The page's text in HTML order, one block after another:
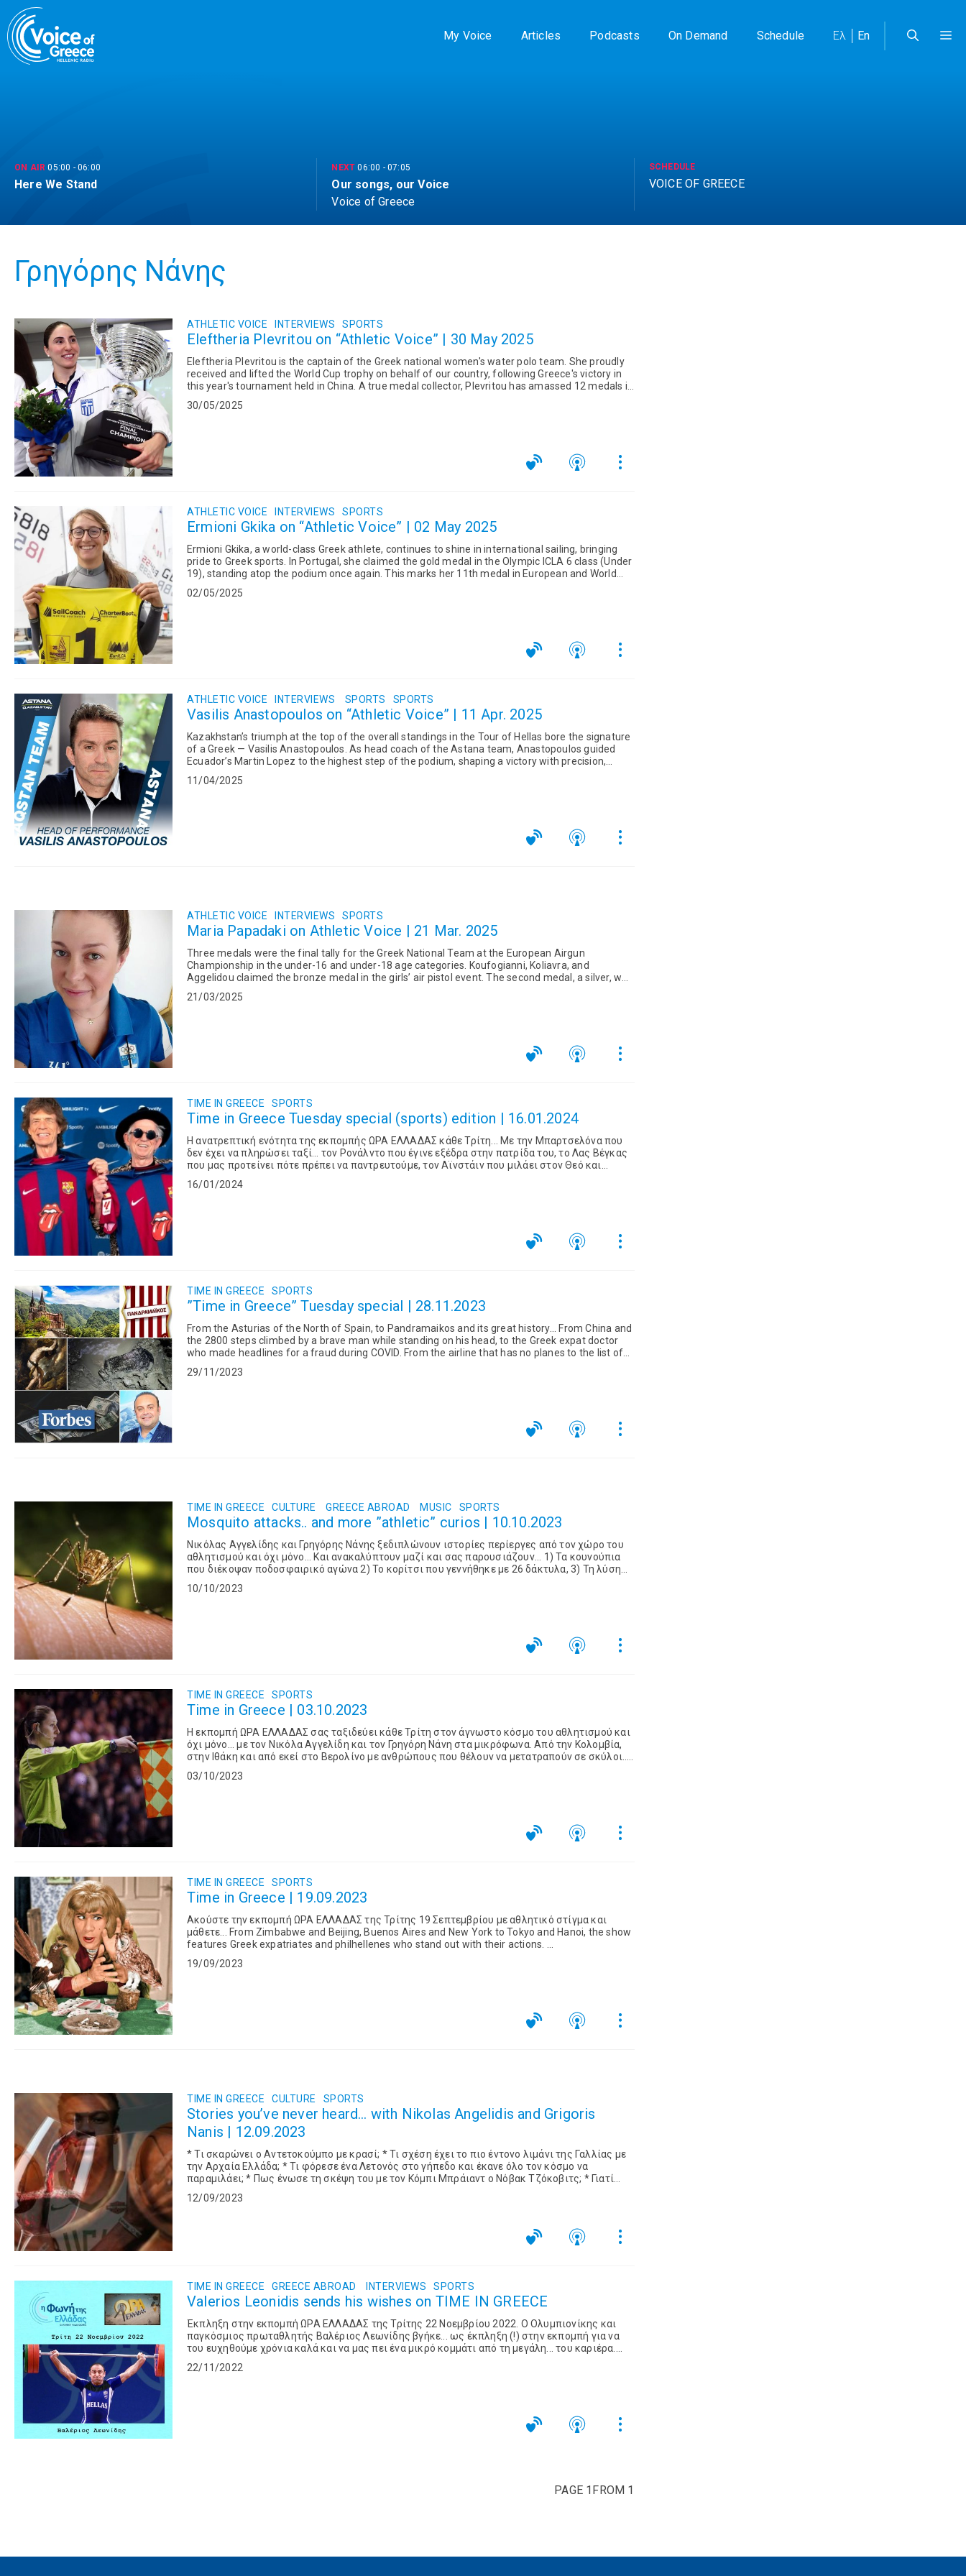
Skip
to
content
My Voice Articles Podcasts On Demand Schedule Ελ En
ON AIR05:00 -06:00
Here We Stand
NEXT06:00 - 07:05
Our songs, our Voice
Voice of Greece
SCHEDULE
VOICE OF GREECE
Γρηγόρης Νάνης
ATHLETIC VOICE INTERVIEWS SPORTS
Eleftheria Plevritou on “Athletic Voice” | 30 May 2025
Eleftheria Plevritou is the captain of the Greek national women's water polo team. She proudly
received and lifted the World Cup trophy on behalf of our country, following Greece's victory in
this year's tournament held in China. A true medal collector, Plevritou has amassed 12 medals in
30/05/2025
ATHLETIC VOICE INTERVIEWS SPORTS
Ermioni Gkika on “Athletic Voice” | 02 May 2025
Ermioni Gkika, a world-class Greek athlete, continues to shine in international sailing, bringing
pride to Greek sports. In Portugal, she claimed the gold medal in the Olympic ICLA 6 class (Under
19), standing atop the podium once again. This marks her 11th medal in European and World
02/05/2025
ATHLETIC VOICE INTERVIEWS SPORTS SPORTS
Vasilis Anastopoulos on “Athletic Voice” | 11 Apr. 2025
Kazakhstan’s triumph at the top of the overall standings in the Tour of Hellas bore the signature
of a Greek — Vasilis Anastopoulos. As head coach of the Astana team, Anastopoulos guided
Ecuador’s Martin Lopez to the highest step of the podium, shaping a victory with precision,
11/04/2025
ATHLETIC VOICE INTERVIEWS SPORTS
Maria Papadaki on Athletic Voice | 21 Mar. 2025
Three medals were the final tally for the Greek National Team at the European Airgun
Championship in the under-16 and under-18 age categories. Koufogianni, Koliavra, and
Aggelidou claimed the bronze medal in the girls’ air pistol event. The second medal, a silver, was
21/03/2025
TIME IN GREECE SPORTS
Time in Greece Tuesday special (sports) edition | 16.01.2024
Η ανατρεπτική ενότητα της εκπομπής ΩΡΑ ΕΛΛΑΔΑΣ κάθε Τρίτη... Με την Μπαρτσελόνα που
δεν έχει να πληρώσει ταξί... τον Ρονάλντο που έγινε εξέδρα στην πατρίδα του, το Λας Βέγκας
που μας προτείνει πότε πρέπει να παντρευτούμε, τον Αϊνστάιν που μιλάει στον Θεό και
16/01/2024
TIME IN GREECE SPORTS
”Time in Greece” Tuesday special | 28.11.2023
From the Asturias of the North of Spain, to Pandramaikos and its great history... From China and
the 2800 steps climbed by a brave man while standing on his head, to the Greek expat doctor
who made headlines for a fraud during COVID. From the airline that has no planes to the list of
29/11/2023
TIME IN GREECE CULTURE GREECE ABROAD MUSIC SPORTS
Mosquito attacks.. and more ”athletic” curios | 10.10.2023
Νικόλας Αγγελίδης και Γρηγόρης Νάνης ξεδιπλώνουν ιστορίες περίεργες από τον χώρο του
αθλητισμού και όχι μόνο... Και ανακαλύπτουν μαζί και σας παρουσιάζουν... 1) Τα κουνούπια
που διέκοψαν ποδοσφαιρικό αγώνα 2) Το κορίτσι που γεννήθηκε με 26 δάκτυλα, 3) Τη λύση
10/10/2023
TIME IN GREECE SPORTS
Time in Greece | 03.10.2023
Η εκπομπή ΩΡΑ ΕΛΛΑΔΑΣ σας ταξιδεύει κάθε Τρίτη στον άγνωστο κόσμο του αθλητισμού και
όχι μόνο... με τον Νικόλα Αγγελίδη και τον Γρηγόρη Νάνη στα μικρόφωνα. Από την Κολομβία,
στην Ιθάκη και από εκεί στο Βερολίνο με ανθρώπους που θέλουν να μετατραπούν σε σκύλοι...
03/10/2023
TIME IN GREECE SPORTS
Time in Greece | 19.09.2023
Ακούστε την εκπομπή ΩΡΑ ΕΛΛΑΔΑΣ της Τρίτης 19 Σεπτεμβρίου με αθλητικό στίγμα και
μάθετε... From Zimbabwe and Beijing, Buenos Aires and New York to Tokyo and Hanoi, the show
19/09/2023
TIME IN GREECE CULTURE SPORTS
Stories you’ve never heard… with Nikolas Angelidis and Grigoris
Nanis | 12.09.2023
* Τι σκαρώνει ο Αντετοκούμπο με κρασί; * Τι σχέση έχει το πιο έντονο λιμάνι της Γαλλίας με
την Αρχαία Ελλάδα; * Τι φόρεσε ένα Λετονός στο γήπεδο και έκανε όλο τον κόσμο να
παραμιλάει; * Πως ένωσε τη σκέψη του με τον Κόμπι Μπράιαντ ο Νόβακ Τζόκοβιτς; * Γιατί
12/09/2023
TIME IN GREECE GREECE ABROAD INTERVIEWS SPORTS
Valerios Leonidis sends his wishes on TIME IN GREECE
Έκπληξη στην εκπομπή ΩΡΑ ΕΛΛΑΔΑΣ της Τρίτης 22 Νοεμβρίου 2022. Ο Ολυμπιονίκης και
παγκόσμιος πρωταθλητής Βαλέριος Λεωνίδης βγήκε... ως έκπληξη (!) στην εκπομπή για να
του ευχηθούμε χρόνια καλά και να μας πει ένα μικρό κομμάτι από τη μεγάλη... του καριέρα.
22/11/2022
PAGE 1FROM 1